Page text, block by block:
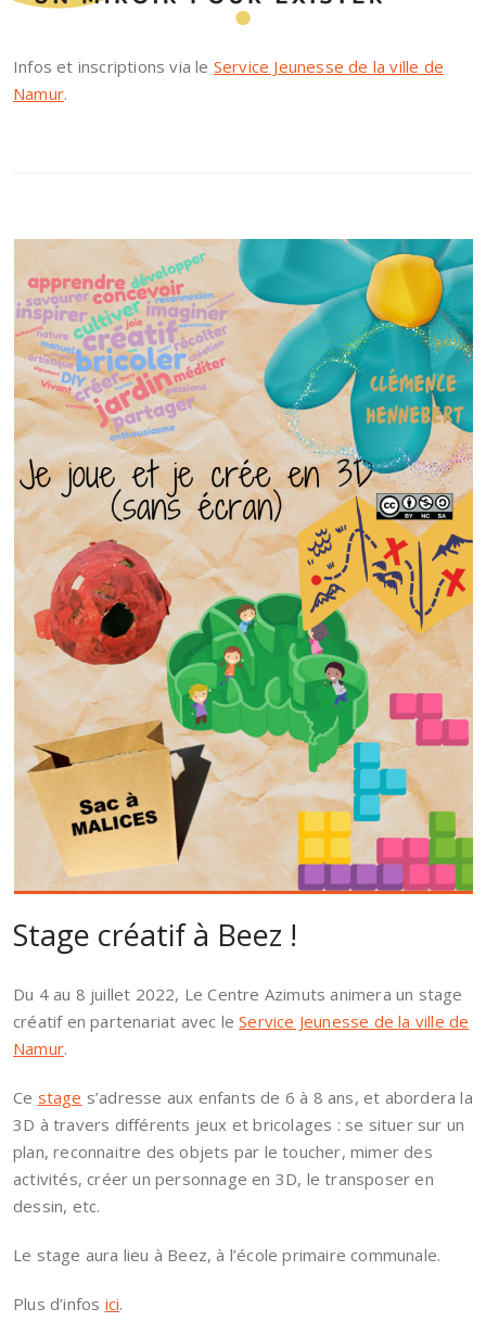
Infos et inscriptions via le Service Jeunesse de la ville de
Namur.
Stage créatif à Beez !
Du 4 au 8 juillet 2022, Le Centre Azimuts animera un stage
créatif en partenariat avec leService Jeunesse de la ville de
Namur.
Ce stage s’adresse aux enfants de 6 à 8 ans, et abordera la
3D à travers différents jeux et bricolages : se situer sur un
plan, reconnaitre des objets par le toucher, mimer des
activités, créer un personnage en 3D, le transposer en
dessin, etc.
Le stage aura lieu à Beez, à l’école primaire communale.
Plus d’infos ici.